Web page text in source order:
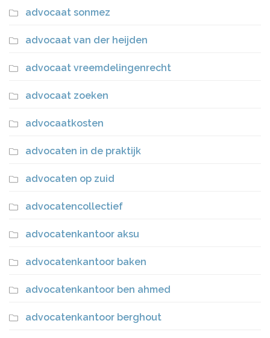
advocaat sonmez
advocaat van der heijden
advocaat vreemdelingenrecht
advocaat zoeken
advocaatkosten
advocaten in de praktijk
advocaten op zuid
advocatencollectief
advocatenkantoor aksu
advocatenkantoor baken
advocatenkantoor ben ahmed
advocatenkantoor berghout